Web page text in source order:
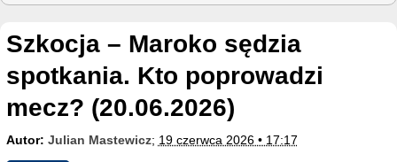
Szkocja – Maroko sędzia
spotkania. Kto poprowadzi
mecz? (20.06.2026)
Autor: Julian Mastewicz; 19 czerwca 2026 • 17:17